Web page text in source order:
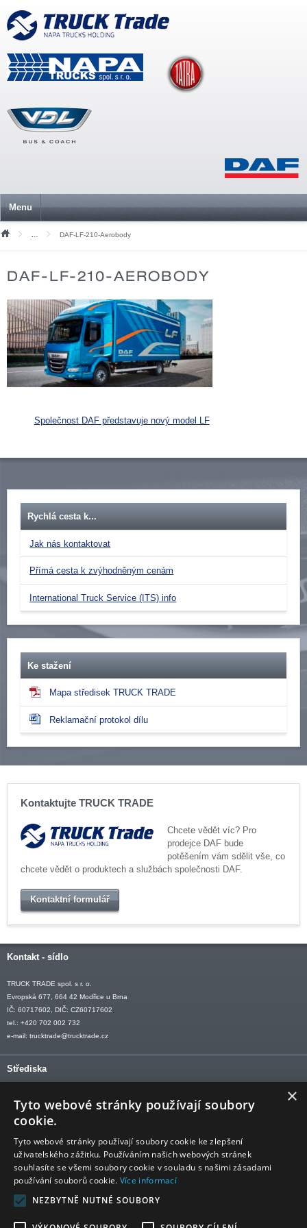
Menu
Mediální soubory
DAF-LF-210-Aerobody
DAF-LF-210-AEROBODY
Společnost DAF představuje nový model LF
Rychlá cesta k...
Jak nás kontaktovat
Přímá cesta k zvýhodněným cenám
International Truck Service (ITS) info
Ke stažení
Mapa středisek TRUCK TRADE
Reklamační protokol dílu
Kontaktujte TRUCK TRADE
Chcete vědět víc? Pro
prodejce DAF bude
potěšením vám sdělit vše, co
chcete vědět o produktech a službách společnosti DAF.
Kontaktní formulář
Kontakt - sídlo
TRUCK TRADE spol. s r. o.
Evropská 677, 664 42 Modřice u Brna
IČ: 60717602, DIČ: CZ60717602
tel.: +420 702 002 732
e-mail: trucktrade@trucktrade.cz
Střediska
OSTRAVA tel: +420 602 547 882
OTROKOVICE tel: +420 577 110 921-2
Sledujte nás
×
Tyto webové stránky používají soubory
cookie.
Tyto webové stránky používají soubory cookie ke zlepšení
uživatelského zážitku. Používáním našich webových stránek
souhlasíte se všemi soubory cookie v souladu s našimi zásadami
používání souborů cookie. Více informací
NEZBYTNĚ NUTNÉ SOUBORY